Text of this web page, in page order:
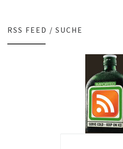
RSS FEED / SUCHE